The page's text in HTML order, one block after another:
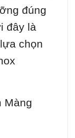
đúng
đây là
chọn
Màng